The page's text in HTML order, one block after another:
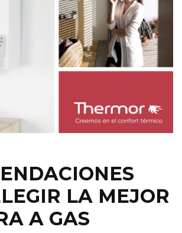
LA MEJOR
A GAS